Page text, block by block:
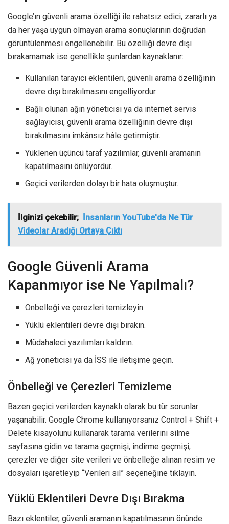
Google’ın güvenli arama özelliği ile rahatsız edici, zararlı ya
da her yaşa uygun olmayan arama sonuçlarının doğrudan
görüntülenmesi engellenebilir. Bu özelliği devre dışı
bırakamamak ise genellikle şunlardan kaynaklanır:
Kullanılan tarayıcı eklentileri, güvenli arama özelliğinin
devre dışı bırakılmasını engelliyordur.
Bağlı olunan ağın yöneticisi ya da internet servis
sağlayıcısı, güvenli arama özelliğinin devre dışı
bırakılmasını imkânsız hâle getirmiştir.
Yüklenen üçüncü taraf yazılımlar, güvenli aramanın
kapatılmasını önlüyordur.
Geçici verilerden dolayı bir hata oluşmuştur.
İlginizi çekebilir;
İnsanların YouTube'da Ne Tür
Videolar Aradığı Ortaya Çıktı
Google Güvenli Arama
Kapanmıyor ise Ne Yapılmalı?
Önbelleği ve çerezleri temizleyin.
Yüklü eklentileri devre dışı bırakın.
Müdahaleci yazılımları kaldırın.
Ağ yöneticisi ya da İSS ile iletişime geçin.
Önbelleği ve Çerezleri Temizleme
Bazen geçici verilerden kaynaklı olarak bu tür sorunlar
yaşanabilir. Google Chrome kullanıyorsanız Control + Shift +
Delete kısayolunu kullanarak tarama verilerini silme
sayfasına gidin ve tarama geçmişi, indirme geçmişi,
çerezler ve diğer site verileri ve önbelleğe alınan resim ve
dosyaları işaretleyip “Verileri sil” seçeneğine tıklayın.
Yüklü Eklentileri Devre Dışı Bırakma
Bazı eklentiler, güvenli aramanın kapatılmasının önünde